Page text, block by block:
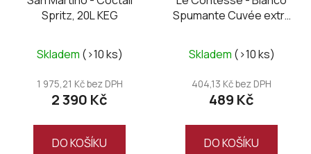
Spritz, 20L KEG
Skladem (>10 ks)
1 975,21 Kč bez DPH
2 390 Kč
DO KOŠÍKU
Spumante Cuvée extra
Skladem (>10 ks)
404,13 Kč bez DPH
489 Kč
DO KOŠÍKU